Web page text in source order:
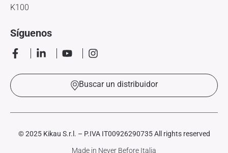
K100
Síguenos
Buscar un distribuidor
© 2025 Kikau S.r.l. – P.IVA IT00926290735 All rights reserved
Made in Never Before Italia